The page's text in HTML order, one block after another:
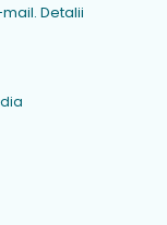
Detalii